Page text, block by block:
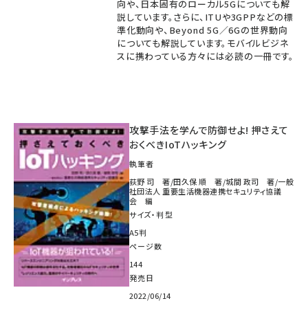
向や、日本固有のローカル5Gについても解
説しています。さらに、ITUや3GPPなどの標
準化動向や、Beyond 5G／6Gの世界動向
についても解説しています。モバイルビジネ
スに携わっている方々には必読の一冊です。
攻撃手法を学んで防御せよ! 押さえて
おくべきIoTハッキング
執筆者
荻野 司 著/田久保 順 著/城間 政司 著/一般
社団法人 重要生活機器連携セキュリティ協議
会 編
サイズ・判型
A5判
ページ数
144
発売日
2022/06/14